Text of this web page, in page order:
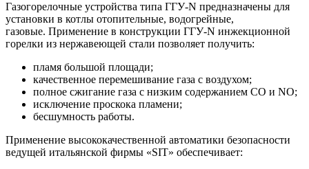
Газогорелочные устройства типа ГГУ-N предназначены для
установки в котлы отопительные, водогрейные,
газовые. Применение в конструкции ГГУ-N инжекционной
горелки из нержавеющей стали позволяет получить:
пламя большой площади;
качественное перемешивание газа с воздухом;
полное сжигание газа с низким содержанием СО и NО;
исключение проскока пламени;
бесшумность работы.
Применение высококачественной автоматики безопасности
ведущей итальянской фирмы «SIT» обеспечивает: